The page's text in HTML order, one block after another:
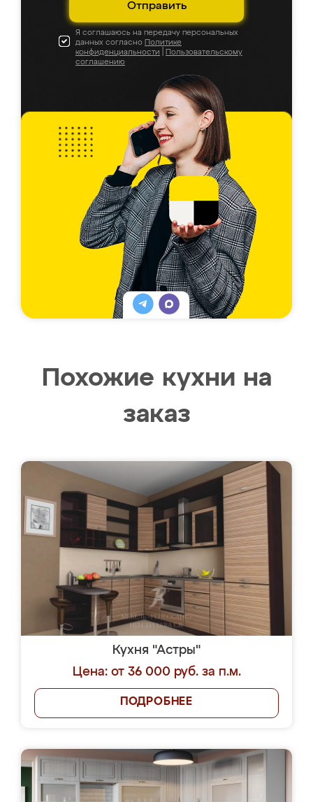
Отправить
Я соглашаюсь на передачу персональных
данных согласно Политике
конфиденциальности
Пользовательскому
соглашению
Похожие кухни на
заказ
Кухня "Астры"
Цена: от 36 000 руб. за п.м.
ПОДРОБНЕЕ